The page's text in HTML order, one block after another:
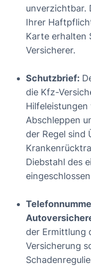
unverzichtbar.
Ihrer
Karte erhalten
Versicherer.
Schutzbrief:
die Kfz-
Hilfeleistungen
Abschleppen
der Regel sind
Diebstahl des
der Ermittlung
Versicherung